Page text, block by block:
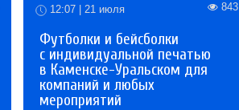
12:07 | 21 июля 843
Футболки и бейсболки
с индивидуальной печатью
в Каменске-Уральском для
компаний и любых
мероприятий